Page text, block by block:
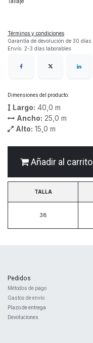
Términos y condiciones
Garantía de devolución de 30 días
Envío: 2-3 días laborables
Dimensiones del producto:
Largo: 40,0 m
Ancho: 25,0 m
Alto: 15,0 m
Añadir al carrito
TALLA
38
Pedidos
Métodos de pago
Gastos de envío
Plazo de entrega
Devoluciones